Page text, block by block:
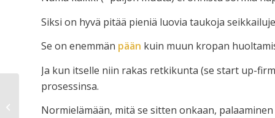
Siksi on hyvä pitää pieniä luovia taukoja
Se on enemmän pään kuin muun kropan
Ja kun itselle niin rakas retkikunta (se start up-
prosessinsa.
Normielämään, mitä se sitten onkaan,
Iloisesti pihalla 21v.